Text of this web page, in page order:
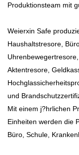
Produktionsteam mit
Weierxin Safe
Haushaltstresore,
Aktentresore,
und
Mit einem j?hrlichen
Einheiten werden die
Büro, Schule,